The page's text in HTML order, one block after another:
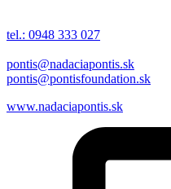
tel.: 0948 333 027
pontis@nadaciapontis.sk
pontis@pontisfoundation.sk
www.nadaciapontis.sk